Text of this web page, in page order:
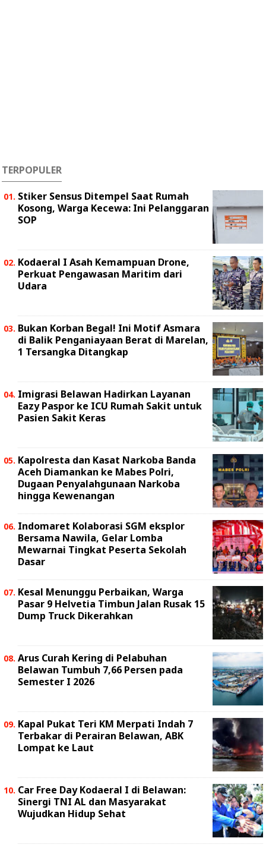
TERPOPULER
Stiker Sensus Ditempel Saat Rumah
Kosong, Warga Kecewa: Ini Pelanggaran
SOP
Kodaeral I Asah Kemampuan Drone,
Perkuat Pengawasan Maritim dari
Udara
Bukan Korban Begal! Ini Motif Asmara
di Balik Penganiayaan Berat di Marelan,
1 Tersangka Ditangkap
Imigrasi Belawan Hadirkan Layanan
Eazy Paspor ke ICU Rumah Sakit untuk
Pasien Sakit Keras
Kapolresta dan Kasat Narkoba Banda
Aceh Diamankan ke Mabes Polri,
Dugaan Penyalahgunaan Narkoba
hingga Kewenangan
Indomaret Kolaborasi SGM eksplor
Bersama Nawila, Gelar Lomba
Mewarnai Tingkat Peserta Sekolah
Dasar
Kesal Menunggu Perbaikan, Warga
Pasar 9 Helvetia Timbun Jalan Rusak 15
Dump Truck Dikerahkan
Arus Curah Kering di Pelabuhan
Belawan Tumbuh 7,66 Persen pada
Semester I 2026
Kapal Pukat Teri KM Merpati Indah 7
Terbakar di Perairan Belawan, ABK
Lompat ke Laut
Car Free Day Kodaeral I di Belawan:
Sinergi TNI AL dan Masyarakat
Wujudkan Hidup Sehat